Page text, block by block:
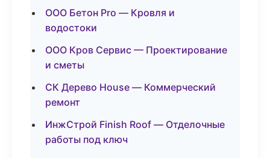
ООО Бетон Pro — Кровля и
водостоки
ООО Кров Сервис — Проектирование
и сметы
СК Дерево House — Коммерческий
ремонт
ИнжСтрой Finish Roof — Отделочные
работы под ключ